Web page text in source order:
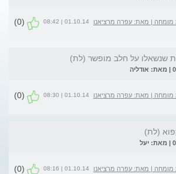
מומחה | מאת: עפרה מרציאנו 01.10.14 | 08:42
(0)
שנשאלו על חלב מופשר (לת)
מומחה | מאת: עפרה מרציאנו 01.10.14 | 08:30
(0)
(לת)
מומחה | מאת: עפרה מרציאנו 01.10.14 | 08:16
(0)